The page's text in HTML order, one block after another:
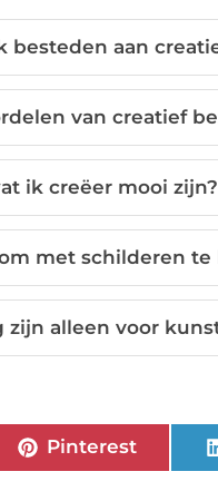
besteden aan
van creatief
ik creëer mooi zijn?
met schilderen te
zijn alleen voor
Pinterest